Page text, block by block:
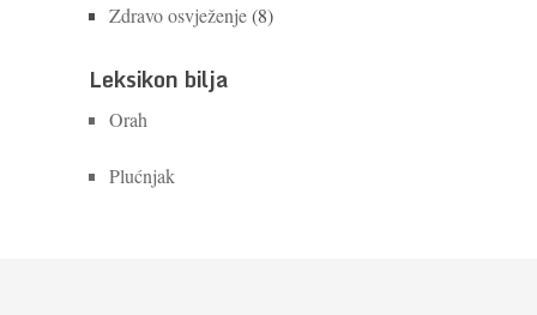
Zdravo osvježenje(8)
Leksikon bilja
Orah
Plućnjak